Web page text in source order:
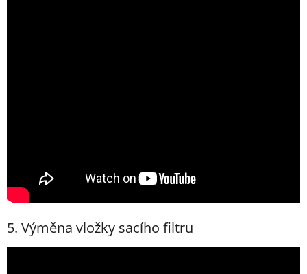
5. Výměna vložky sacího filtru